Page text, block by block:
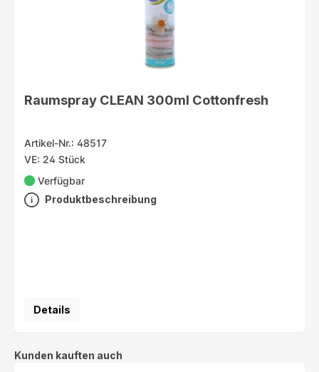
Raumspray CLEAN 300ml Cottonfresh
Artikel-Nr.: 48517
VE: 24 Stück
Verfügbar
Produktbeschreibung
Details
Produktgalerie überspringen
Kunden kauften auch